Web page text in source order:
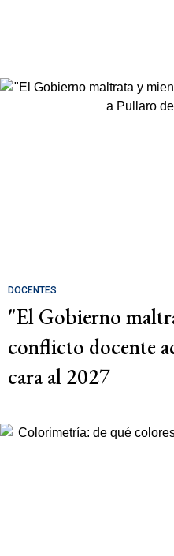
DOCENTES
"El Gobierno
conflicto docente
cara al 2027